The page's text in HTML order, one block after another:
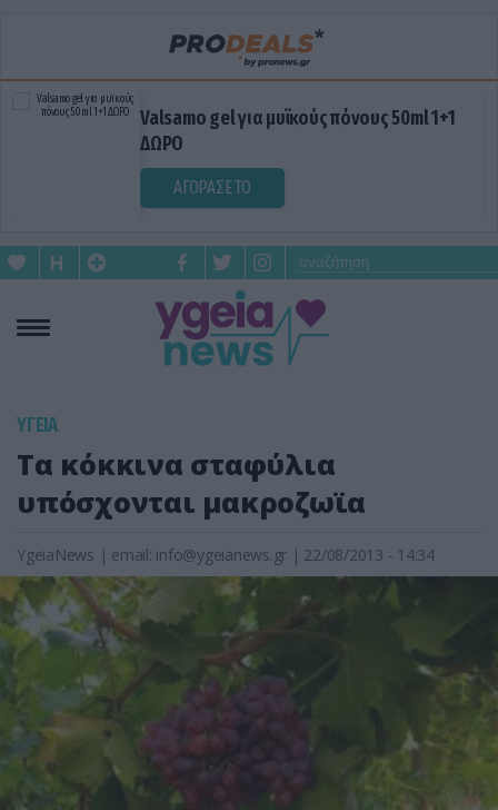
Valsamo gel για μυϊκούς πόνους 50ml 1+1
ΔΩΡΟ
ΑΓΟΡΑΣΕ ΤΟ
ΥΓΕΙΑ
Τα κόκκινα σταφύλια
υπόσχονται μακροζωϊα
YgeiaNews | email: info@ygeianews.gr | 22/08/2013 - 14:34